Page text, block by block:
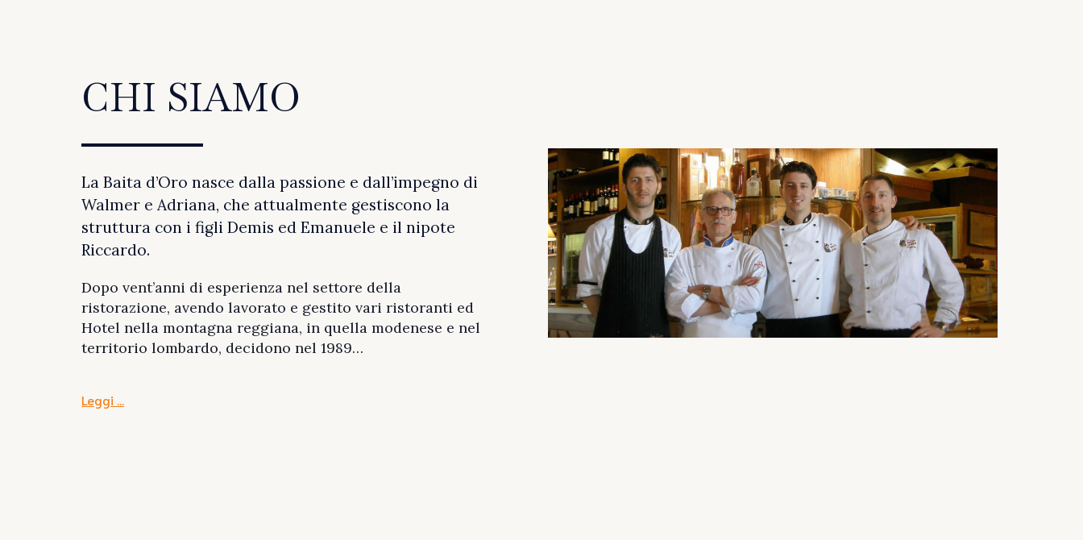
CHI SIAMO
La Baita d’Oro nasce dalla passione e dall’impegno di
Walmer e Adriana, che attualmente gestiscono la
struttura con i figli Demis ed Emanuele e il nipote
Riccardo.
Dopo vent’anni di esperienza nel settore della
ristorazione, avendo lavorato e gestito vari ristoranti ed
Hotel nella montagna reggiana, in quella modenese e nel
territorio lombardo, decidono nel 1989…
Leggi …